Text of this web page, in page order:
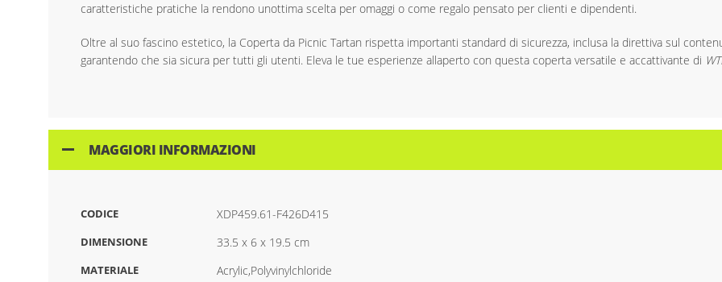
caratteristiche pratiche la rendono unottima scelta per omaggi o come regalo pensato per clienti e dipendenti.
Oltre al suo fascino estetico, la Coperta da Picnic Tartan rispetta importanti standard di sicurezza, inclusa la direttiva sul
garantendo che sia sicura per tutti gli utenti. Eleva le tue esperienze allaperto con questa coperta versatile e accattivante di
MAGGIORI INFORMAZIONI
CODICE XDP459.61-F426D415
DIMENSIONE 33.5 x 6 x 19.5 cm
MATERIALE Acrylic,Polyvinylchloride